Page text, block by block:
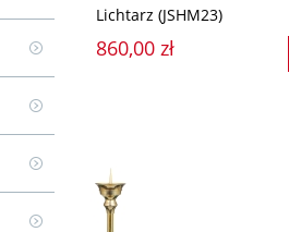
Lichtarz (JSHM23)
860,00 zł